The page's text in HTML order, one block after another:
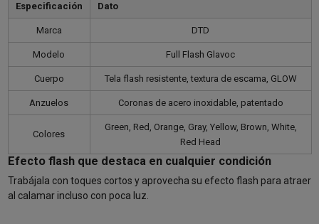
Especificación Dato
Marca DTD
Modelo Full Flash Glavoc
Cuerpo Tela flash resistente, textura de escama, GLOW
Anzuelos Coronas de acero inoxidable, patentado
Colores
Green, Red, Orange, Gray, Yellow, Brown, White,
Red Head
Efecto flash que destaca en cualquier condición
Trabájala con toques cortos y aprovecha su efecto flash para atraer
al calamar incluso con poca luz.